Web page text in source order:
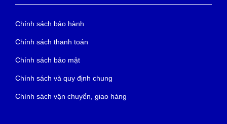
Chính sách bảo hành
Chính sách thanh toán
Chính sách bảo mật
Chính sách và quy định chung
Chính sách vận chuyển, giao hàng